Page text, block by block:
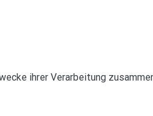
ihrer Verarbeitung